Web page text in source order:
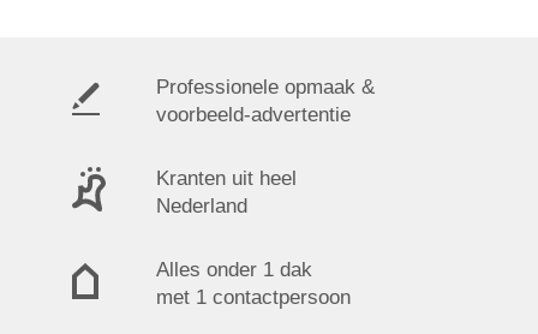
Professionele opmaak &
voorbeeld-advertentie
Kranten uit heel
Nederland
Alles onder 1 dak
met 1 contactpersoon